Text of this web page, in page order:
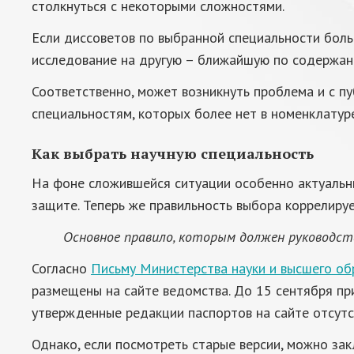
столкнуться с некоторыми сложностями.
Если диссоветов по выбранной специальности
исследование на другую – ближайшую по
Соответственно, может возникнуть проблема и с
специальностям, которых более нет в
Как выбрать научную специальность
На фоне сложившейся ситуации особенно
защите. Теперь же правильность выбора
Основное правило, которым должен
Согласно Письму Министерства науки и высшего
размещены на сайте ведомства. До 15 сентября
утвержденные редакции паспортов на сайте
Однако, если посмотреть старые версии, можно